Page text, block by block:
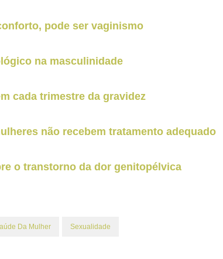
pode ser vaginismo
na masculinidade
cada trimestre da gravidez
não recebem tratamento adequado
o transtorno da dor genitopélvica
Da Mulher Sexualidade